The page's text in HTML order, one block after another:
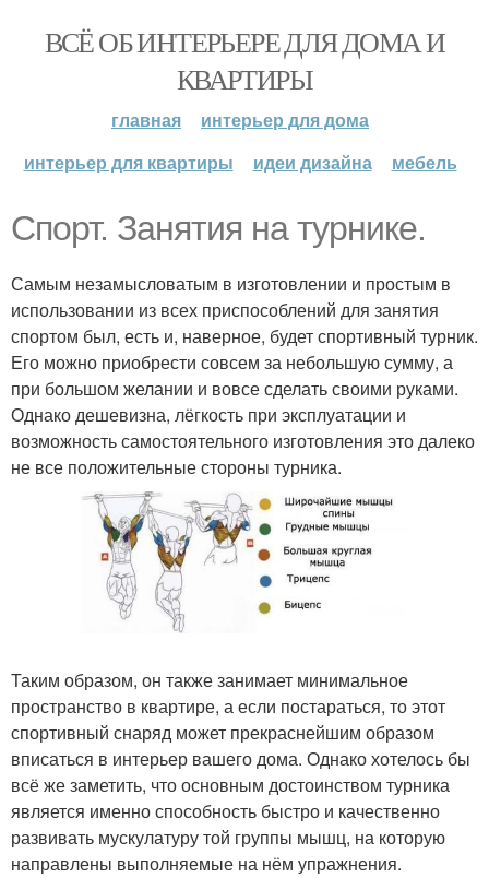
ВСЁ ОБ ИНТЕРЬЕРЕ ДЛЯ ДОМА И
КВАРТИРЫ
главная
интерьер для дома
интерьер для квартиры
идеи дизайна мебель
Спорт. Занятия на турнике.
Самым незамысловатым в изготовлении и простым в
использовании из всех приспособлений для занятия
спортом был, есть и, наверное, будет спортивный турник.
Его можно приобрести совсем за небольшую сумму, а
при большом желании и вовсе сделать своими руками.
Однако дешевизна, лёгкость при эксплуатации и
возможность самостоятельного изготовления это далеко
не все положительные стороны турника.
Таким образом, он также занимает минимальное
пространство в квартире, а если постараться, то этот
спортивный снаряд может прекраснейшим образом
вписаться в интерьер вашего дома. Однако хотелось бы
всё же заметить, что основным достоинством турника
является именно способность быстро и качественно
развивать мускулатуру той группы мышц, на которую
направлены выполняемые на нём упражнения.